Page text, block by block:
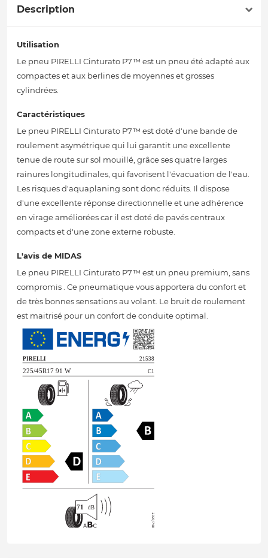
Description
Utilisation
Le pneu PIRELLI Cinturato P7™ est un pneu été adapté aux
compactes et aux berlines de moyennes et grosses
cylindrées.
Caractéristiques
Le pneu PIRELLI Cinturato P7™ est doté d'une bande de
roulement asymétrique qui lui garantit une excellente
tenue de route sur sol mouillé, grâce ses quatre larges
rainures longitudinales, qui favorisent l'évacuation de l'eau.
Les risques d'aquaplaning sont donc réduits. Il dispose
d'une excellente réponse directionnelle et une adhérence
en virage améliorées car il est doté de pavés centraux
compacts et d'une zone externe robuste.
L'avis de MIDAS
Le pneu PIRELLI Cinturato P7™ est un pneu premium, sans
compromis . Ce pneumatique vous apportera du confort et
de très bonnes sensations au volant. Le bruit de roulement
est maitrisé pour un confort de conduite optimal.